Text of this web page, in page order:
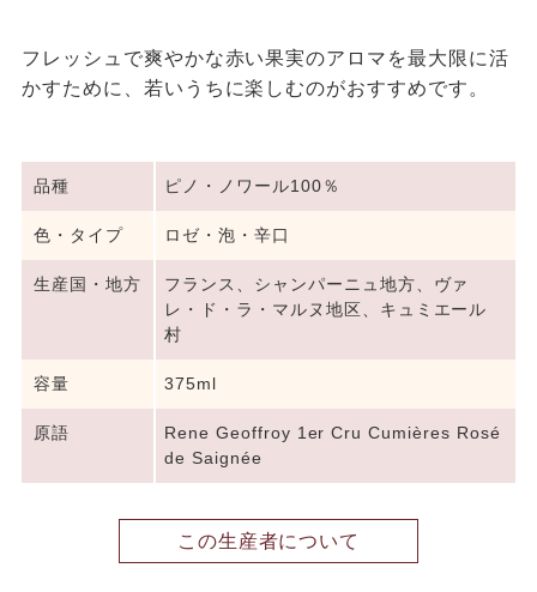
フレッシュで爽やかな赤い果実のアロマを最大限に活
かすために、若いうちに楽しむのがおすすめです。
品種 ピノ・ノワール100％
色・タイプ ロゼ・泡・辛口
生産国・地方
フランス、シャンパーニュ地方、ヴァ
レ・ド・ラ・マルヌ地区、キュミエール
村
容量 375ml
原語
Rene Geoffroy 1er Cru Cumières Rosé
de Saignée
この生産者について